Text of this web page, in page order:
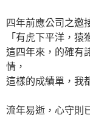
四年前應公司之邀
「有虎下平洋，猿
這四年來，的確有
情，
這樣的成績單，我
流年易逝，心守則